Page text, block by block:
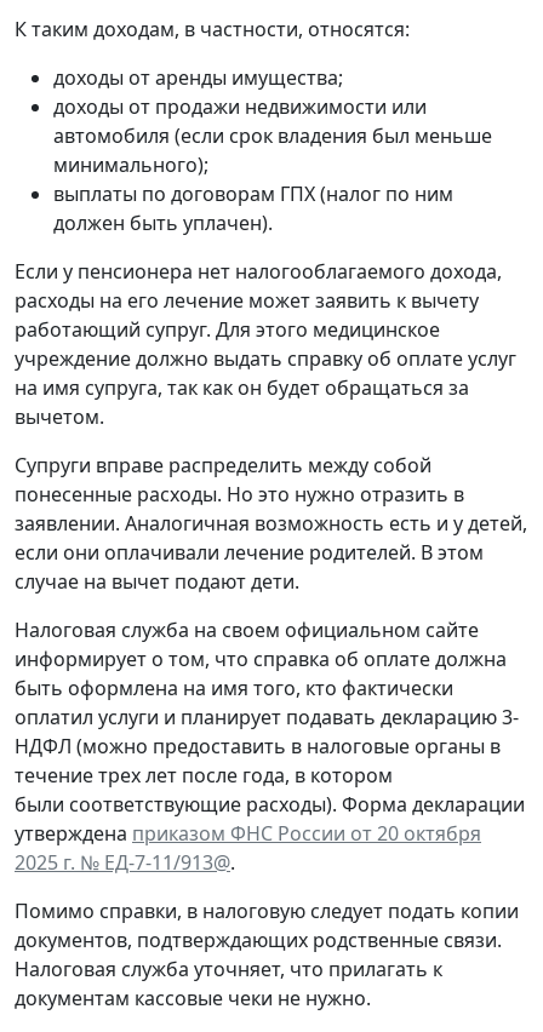
К таким доходам, в частности, относятся:
доходы от аренды имущества;
доходы от продажи недвижимости или
автомобиля (если срок владения был меньше
минимального);
выплаты по договорам ГПХ (налог по ним
должен быть уплачен).
Если у пенсионера нет налогооблагаемого дохода,
расходы на его лечение может заявить к вычету
работающий супруг. Для этого медицинское
учреждение должно выдать справку об оплате услуг
на имя супруга, так как он будет обращаться за
вычетом.
Супруги вправе распределить между собой
понесенные расходы. Но это нужно отразить в
заявлении. Аналогичная возможность есть и у детей,
если они оплачивали лечение родителей. В этом
случае на вычет подают дети.
Налоговая служба на своем официальном сайте
информирует о том, что справка об оплате должна
быть оформлена на имя того, кто фактически
оплатил услуги и планирует подавать декларацию 3-
НДФЛ (можно предоставить в налоговые органы в
течение трех лет после года, в котором
были соответствующие расходы). Форма декларации
утверждена приказом ФНС России от 20 октября
2025 г. № ЕД-7-11/913@.
Помимо справки, в налоговую следует подать копии
документов, подтверждающих родственные связи.
Налоговая служба уточняет, что прилагать к
документам кассовые чеки не нужно.